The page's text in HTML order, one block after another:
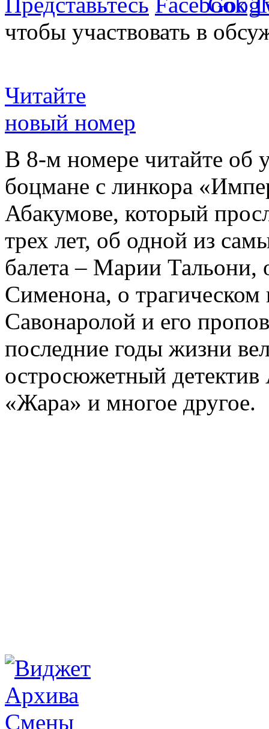
чтобы участвовать в
Читайте
новый номер
В 8-м номере читайте об
боцмане с линкора
Абакумове, который
трех лет, об одной из
балета – Марии
Сименона, о трагическом
Савонаролой и его
последние годы жизни
остросюжетный детектив
«Жара» и многое другое.